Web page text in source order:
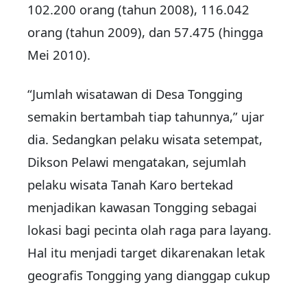
102.200 orang (tahun 2008), 116.042
orang (tahun 2009), dan 57.475 (hingga
Mei 2010).
“Jumlah wisatawan di Desa Tongging
semakin bertambah tiap tahunnya,” ujar
dia. Sedangkan pelaku wisata setempat,
Dikson Pelawi mengatakan, sejumlah
pelaku wisata Tanah Karo bertekad
menjadikan kawasan Tongging sebagai
lokasi bagi pecinta olah raga para layang.
Hal itu menjadi target dikarenakan letak
geografis Tongging yang dianggap cukup